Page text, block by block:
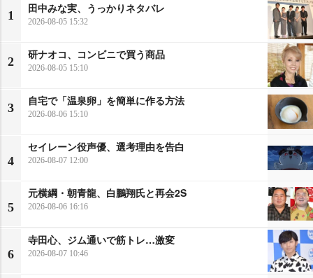
1
田中みな実、うっかりネタバレ
2026-08-05 15:32
2
研ナオコ、コンビニで買う商品
2026-08-05 15:10
3
自宅で「温泉卵」を簡単に作る方法
2026-08-06 15:10
4
セイレーン役声優、選考理由を告白
2026-08-07 12:00
5
元横綱・朝青龍、白鵬翔氏と再会2S
2026-08-06 16:16
6
寺田心、ジム通いで筋トレ…激変
2026-08-07 10:46